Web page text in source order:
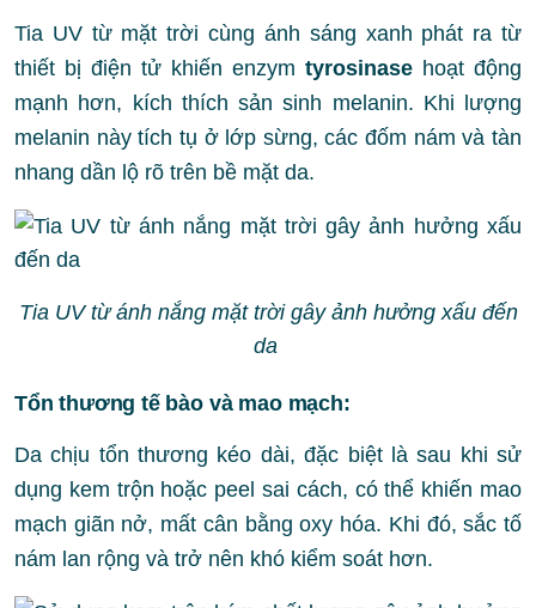
Tia UV từ mặt trời cùng ánh sáng xanh phát ra từ
thiết bị điện tử khiến enzym tyrosinase hoạt động
mạnh hơn, kích thích sản sinh melanin. Khi lượng
melanin này tích tụ ở lớp sừng, các đốm nám và tàn
nhang dần lộ rõ trên bề mặt da.
Tia UV từ ánh nắng mặt trời gây ảnh hưởng xấu đến
da
Tổn thương tế bào và mao mạch:
Da chịu tổn thương kéo dài, đặc biệt là sau khi sử
dụng kem trộn hoặc peel sai cách, có thể khiến mao
mạch giãn nở, mất cân bằng oxy hóa. Khi đó, sắc tố
nám lan rộng và trở nên khó kiểm soát hơn.